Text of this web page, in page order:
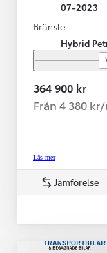
07-2023
Bränsle
Hybrid
364 900 kr
Från 4 380
Läs mer
Jämförelse